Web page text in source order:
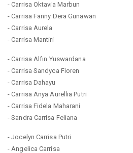
- Carrisa Oktavia Marbun
- Carrisa Fanny Dera Gunawan
- Carrisa Aurela
- Carrisa Mantiri
- Carrisa Alfin Yuswardana
- Carrisa Sandyca Fioren
- Carrisa Dahayu
- Carrisa Anya Aurellia Putri
- Carrisa Fidela Maharani
- Sandra Carrisa Feliana
- Jocelyn Carrisa Putri
- Angelica Carrisa